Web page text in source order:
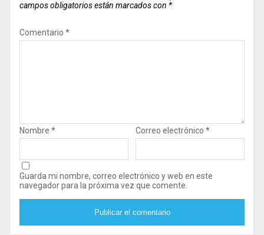
campos obligatorios están marcados con *
Comentario *
Nombre * Correo electrónico *
Guarda mi nombre, correo electrónico y web en este
navegador para la próxima vez que comente.